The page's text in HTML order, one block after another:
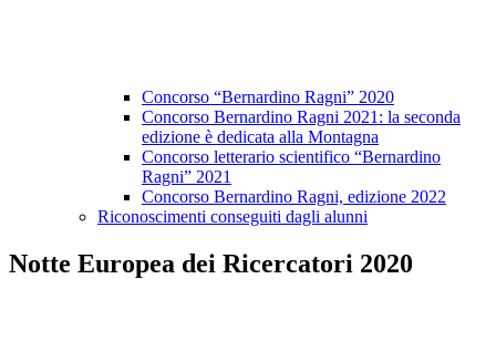
Concorso “Bernardino Ragni” 2020
Concorso Bernardino Ragni 2021: la seconda
edizione è dedicata alla Montagna
Concorso letterario scientifico “Bernardino
Ragni” 2021
Concorso Bernardino Ragni, edizione 2022
Riconoscimenti conseguiti dagli alunni
Notte Europea dei Ricercatori 2020